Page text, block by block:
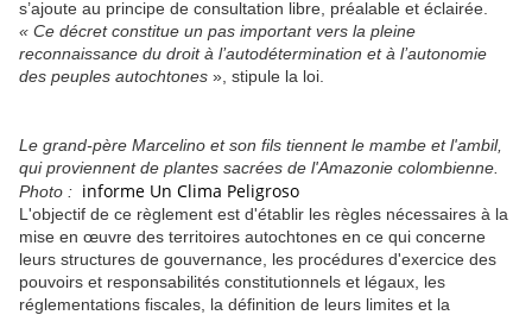
s’ajoute au principe de consultation libre, préalable et éclairée.
« Ce décret constitue un pas important vers la pleine
reconnaissance du droit à l’autodétermination et à l’autonomie
des peuples autochtones », stipule la loi.
Le grand-père Marcelino et son fils tiennent le mambe et l'ambil,
qui proviennent de plantes sacrées de l'Amazonie colombienne.
Photo : informe Un Clima Peligroso
L'objectif de ce règlement est d'établir les règles nécessaires à la
mise en œuvre des territoires autochtones en ce qui concerne
leurs structures de gouvernance, les procédures d'exercice des
pouvoirs et responsabilités constitutionnels et légaux, les
réglementations fiscales, la définition de leurs limites et la